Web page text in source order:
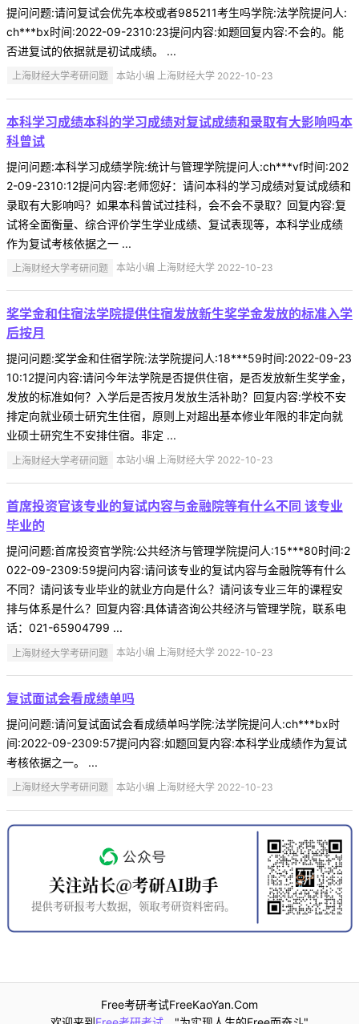
提问问题:请问复试会优先本校或者985211考生吗学院:法学院提问人:
ch***bx时间:2022-09-2310:23提问内容:如题回复内容:不会的。能
否进复试的依据就是初试成绩。 ...
上海财经大学考研问题 本站小编 上海财经大学 2022-10-23
本科学习成绩本科的学习成绩对复试成绩和录取有大影响吗本
科曾试
提问问题:本科学习成绩学院:统计与管理学院提问人:ch***vf时间:202
2-09-2310:12提问内容:老师您好：请问本科的学习成绩对复试成绩和
录取有大影响吗？如果本科曾试过挂科，会不会不录取？回复内容:复
试将全面衡量、综合评价学生学业成绩、复试表现等，本科学业成绩
作为复试考核依据之一 ...
上海财经大学考研问题 本站小编 上海财经大学 2022-10-23
奖学金和住宿法学院提供住宿发放新生奖学金发放的标准入学
后按月
提问问题:奖学金和住宿学院:法学院提问人:18***59时间:2022-09-23
10:12提问内容:请问今年法学院是否提供住宿，是否发放新生奖学金，
发放的标准如何？入学后是否按月发放生活补助？回复内容:学校不安
排定向就业硕士研究生住宿，原则上对超出基本修业年限的非定向就
业硕士研究生不安排住宿。非定 ...
上海财经大学考研问题 本站小编 上海财经大学 2022-10-23
首席投资官该专业的复试内容与金融院等有什么不同 该专业
毕业的
提问问题:首席投资官学院:公共经济与管理学院提问人:15***80时间:2
022-09-2309:59提问内容:请问该专业的复试内容与金融院等有什么
不同？请问该专业毕业的就业方向是什么？请问该专业三年的课程安
排与体系是什么？回复内容:具体请咨询公共经济与管理学院，联系电
话：021-65904799 ...
上海财经大学考研问题 本站小编 上海财经大学 2022-10-23
复试面试会看成绩单吗
提问问题:请问复试面试会看成绩单吗学院:法学院提问人:ch***bx时
间:2022-09-2309:57提问内容:如题回复内容:本科学业成绩作为复试
考核依据之一。 ...
上海财经大学考研问题 本站小编 上海财经大学 2022-10-23
Free考研考试FreeKaoYan.Com